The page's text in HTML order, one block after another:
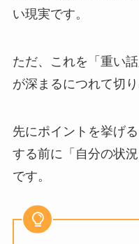
い現実です。
ただ、これを「重い
が深まるにつれて切
先にポイントを挙げ
する前に「自分の状
です。